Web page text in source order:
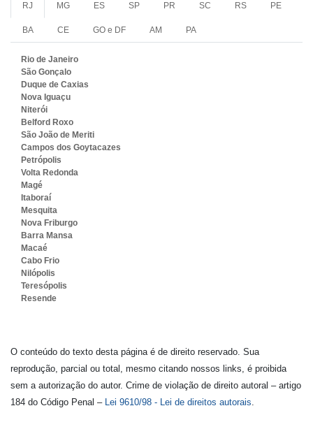
RJ MG ES SP PR SC RS PE
BA CE GO e DF AM PA
Rio de Janeiro
São Gonçalo
Duque de Caxias
Nova Iguaçu
Niterói
Belford Roxo
São João de Meriti
Campos dos Goytacazes
Petrópolis
Volta Redonda
Magé
Itaboraí
Mesquita
Nova Friburgo
Barra Mansa
Macaé
Cabo Frio
Nilópolis
Teresópolis
Resende
O conteúdo do texto desta página é de direito reservado. Sua
reprodução, parcial ou total, mesmo citando nossos links, é proibida
sem a autorização do autor. Crime de violação de direito autoral – artigo
184 do Código Penal – Lei 9610/98 - Lei de direitos autorais.